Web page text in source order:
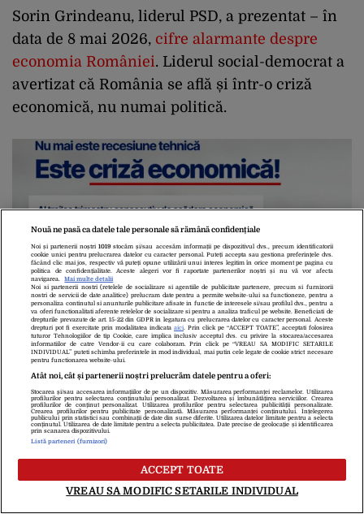
Sorin Grindeanu, liderul PSD, a prezentat – în
data de 8 mai 2026, cifre alarmante despre
economia României. Liderul social-democrat a
avertizat că România se află și într-o criză
economică, nu numai politică.
Nouă ne pasă ca datele tale personale să rămână confidențiale
Noi și partenerii noștri1019 stocăm și/sau accesăm informații pe dispozitivul dvs., precum identificatorii
cookie unici pentru prelucrarea datelor cu caracter personal. Puteți accepta sau gestiona preferințele dvs.
făcând clic mai jos, respectiv vă puteți opune utilizării unui interes legitim în orice moment pe pagina cu
politica de confidențialitate. Aceste alegeri vor fi raportate partenerilor noștri și nu vă vor afecta
navigarea.
Mai multe detalii
Noi si partenerii nostri (retelele de socializare si agentiile de publicitate partenere, precum si furnizorii
nostri de servicii de date analitice) prelucram date pentru a permite website-ului sa functioneze, pentru a
personaliza continutul si anunturile publicitare afisate in functie de interesele si/sau profilul dvs., pentru a
va oferi functionalitati aferente retelelor de socializare si pentru a analiza traficul pe website. Beneficiati de
drepturile prevazute de art. 15-22 din GDPR in legatura cu prelucrarea datelor cu caracter personal. Aceste
drepturi pot fi exercitate prin modalitatea indicata aici. Prin click pe “ACCEPT TOATE”, acceptati folosirea
tuturor Tehnologiilor de tip Cookie, care implica inclusiv acceptul dvs. cu privire la stocarea/accesarea
informatiilor de catre Vendor-ii cu care colaboram. Prin click pe “VREAU SA MODIFIC SETARILE
INDIVIDUAL” puteti schimba preferintele in mod individual, mai putin cele legate de cookie strict necesare
pentru functionarea website-ului.
Atât noi, cât și partenerii noștri prelucrăm datele pentru a oferi:
Stocarea și/sau accesarea informațiilor de pe un dispozitiv. Măsurarea performanței reclamelor. Utilizarea
profilurilor pentru selectarea conținutului personalizat. Dezvoltarea și îmbunătățirea serviciilor. Crearea
profilurilor de conținut personalizat. Utilizarea profilurilor pentru selectarea publicității personalizate.
Crearea profilurilor pentru publicitate personalizată. Măsurarea performanței conținutului. Înțelegerea
publicului prin statistici sau combinații de date din surse diferite. Utilizarea datelor limitate pentru a selecta
conținutul. Utilizarea de date limitate pentru a selecta publicitatea. Date precise de geolocație și identificarea
prin scanarea dispozitivului.
Listă parteneri (furnizori)
ACCEPT TOATE
VREAU SA MODIFIC SETARILE INDIVIDUAL